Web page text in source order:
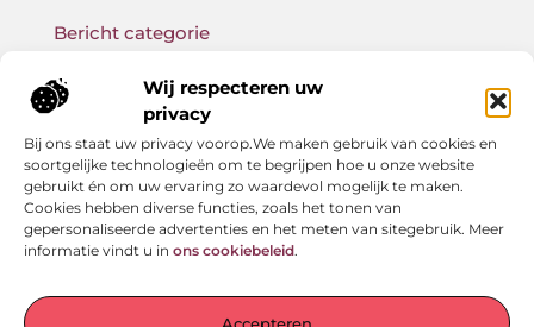
Wij respecteren uw
privacy
Bij ons staat uw privacy voorop.We maken gebruik van cookies en
soortgelijke technologieën om te begrijpen hoe u onze website
gebruikt én om uw ervaring zo waardevol mogelijk te maken.
Cookies hebben diverse functies, zoals het tonen van
gepersonaliseerde advertenties en het meten van sitegebruik. Meer
informatie vindt u in ons cookiebeleid.
Accepteren
Onze informatie
Bericht categorie